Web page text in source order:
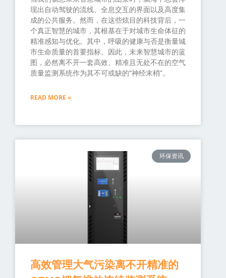
现出自动驾驶的流线、全息交互的界面以及高度集
成的公共服务。然而，在这些炫目的科技背后，一
个真正智慧的城市，其根基在于对城市生命体征的
精准感知与优化。其中，呼吸的健康与否是衡量城
市生命质量的首要指标。因此，未来智慧城市的蓝
图，必然离不开一套高效、精准且无处不在的空气
质量监测系统作为其不可或缺的“神经末梢”。
READ MORE »
环保资讯
高效管理大气污染离不开精准的